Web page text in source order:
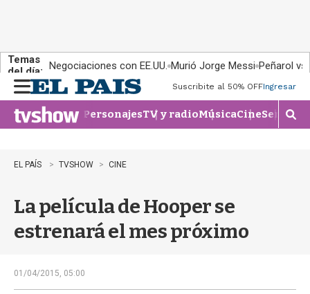
Temas
del día: Negociaciones con EE.UU. Murió Jorge Messi Peñarol
n
u
Suscribite al 50% OFFIngresar
PersonajesTV y radioMúsicaCineSeries
M
o
e
EL PAÍS TVSHOW CINE
La película de Hooper se
estrenará el mes próximo
01/04/2015, 05:00